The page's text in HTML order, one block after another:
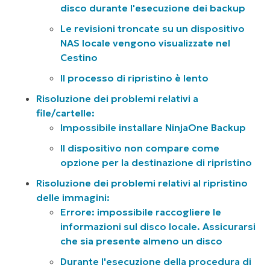
disco durante l'esecuzione dei backup
Le revisioni troncate su un dispositivo
NAS locale vengono visualizzate nel
Cestino
Il processo di ripristino è lento
Risoluzione dei problemi relativi a
file/cartelle:
Impossibile installare NinjaOne Backup
Il dispositivo non compare come
opzione per la destinazione di ripristino
Risoluzione dei problemi relativi al ripristino
delle immagini:
Errore: impossibile raccogliere le
informazioni sul disco locale. Assicurarsi
che sia presente almeno un disco
Durante l'esecuzione della procedura di